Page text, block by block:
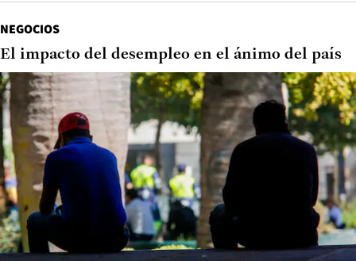
NEGOCIOS
El impacto del desempleo en el ánimo del país